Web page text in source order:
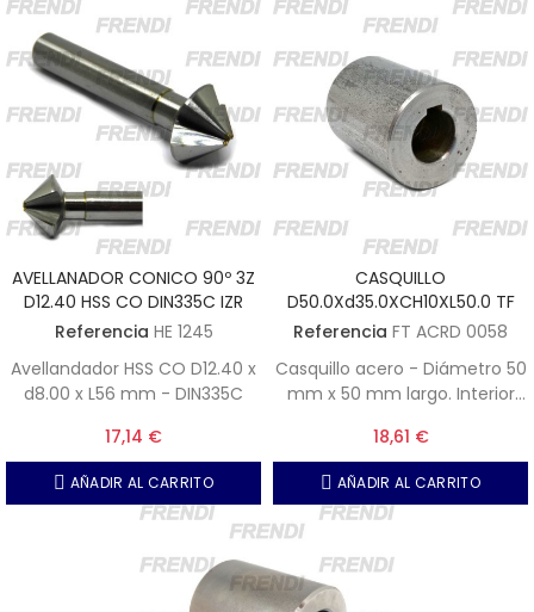
AVELLANADOR CONICO 90º 3Z
D12.40 HSS CO DIN335C IZR
Referencia HE 1245
Avellandador HSS CO D12.40 x
d8.00 x L56 mm - DIN335C
17,14 €
AÑADIR AL CARRITO
CASQUILLO
D50.0Xd35.0XCH10XL50.0 TF
Referencia FT ACRD 0058
Casquillo acero - Diámetro 50
mm x 50 mm largo. Interior
chavetero de ancho 10 mm
18,61 €
AÑADIR AL CARRITO